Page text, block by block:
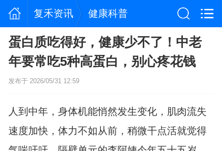
复禾资讯 健康科普
蛋白质吃得好，健康少不了！中老
年要常吃5种高蛋白，别心疼花钱
发布于 2026/05/31 12:59
人到中年，身体机能悄然发生变化，肌肉流失
速度加快，体力不如从前，稍微干点活就觉得